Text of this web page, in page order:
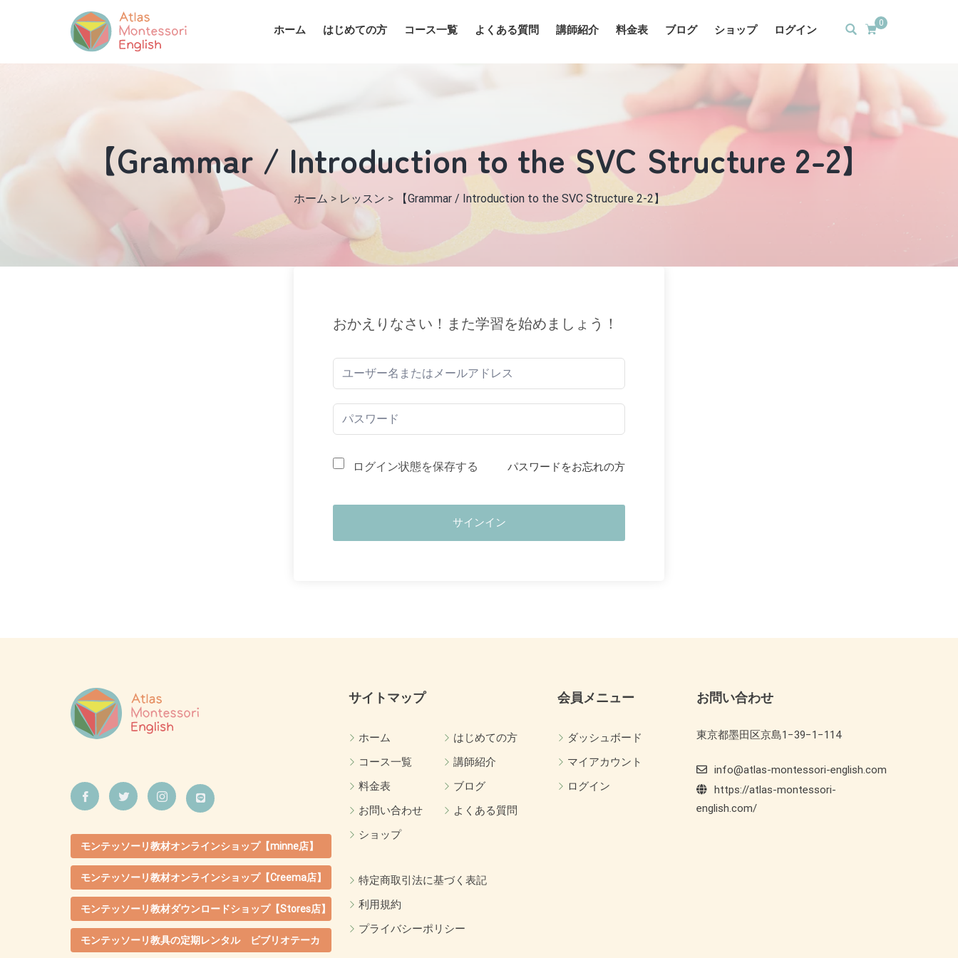
0
ホーム はじめての方 コース一覧 よくある質問 講師紹介 料金表 ブログ ショップ ログイン
【Grammar / Introduction to the SVC Structure 2-2】
ホーム > レッスン > 【Grammar / Introduction to the SVC Structure 2-2】
おかえりなさい！また学習を始めましょう！
ログイン状態を保存する パスワードをお忘れの方
サインイン
モンテッソーリ教材オンラインショップ【minne店】
モンテッソーリ教材オンラインショップ【Creema店】
モンテッソーリ教材ダウンロードショップ【Stores店】
モンテッソーリ教具の定期レンタル ビブリオテーカ
サイトマップ
ホーム
はじめての方
コース一覧
講師紹介
料金表
ブログ
お問い合わせ
よくある質問
ショップ
特定商取引法に基づく表記
利用規約
プライバシーポリシー
会員メニュー
ダッシュボード
マイアカウント
ログイン
お問い合わせ
東京都墨田区京島1−39−1−114
info@atlas-montessori-english.com
https://atlas-montessori-
english.com/